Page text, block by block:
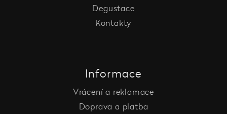
Degustace
Kontakty
Informace
Vrácení a reklamace
Doprava a platba